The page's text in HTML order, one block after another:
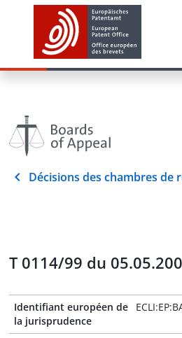
Décisions des chambres de
T 0114/99 du
Identifiant européen de
la jurisprudence